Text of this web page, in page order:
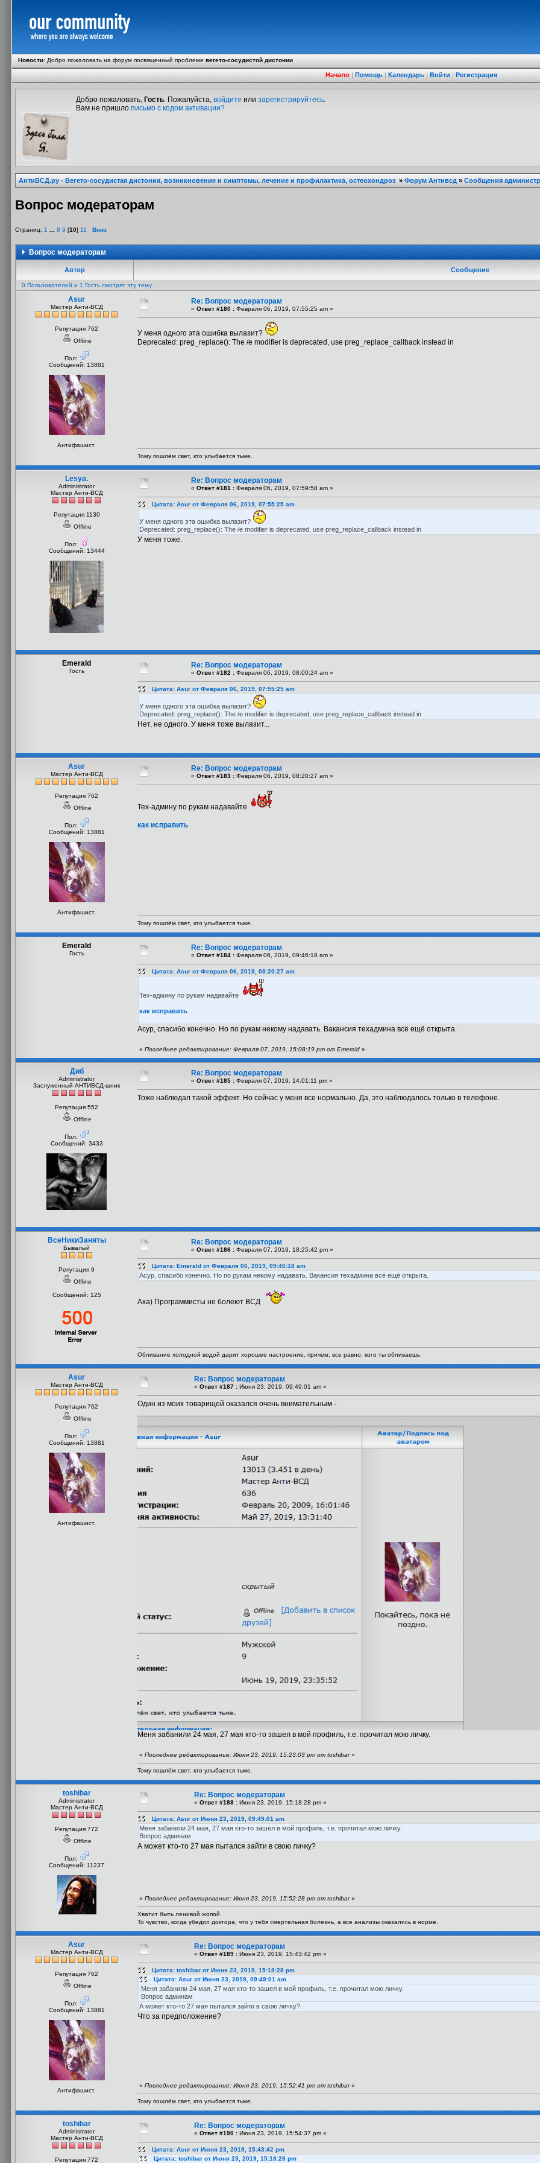
Новости:Добро пожаловать на форум посвященный проблемевегето-сосудистой дистонии
Начало|Помощь|Календарь|Войти|Регистрация
Добро пожаловать, Гость. Пожалуйста, войдите или зарегистрируйтесь.
Вам не пришло письмо с кодом активации?
АнтиВСД.ру - Вегето-сосудистая дистония, возникновение и симптомы, лечение и профилактика, остеохондроз»Форум Антивсд»Сообщения
Вопрос модераторам
Страниц: 1 8 9 [10] 11 Вниз
Вопрос модераторам
Автор Сообщение
0 Пользователей и 1 Гость смотрят эту тему.
Asur
Мастер Анти-ВСД
Репутация 762
Offline
Пол:
Сообщений: 13881
Антифашист.
Re: Вопрос модераторам
« Ответ #180 : Февраля 06, 2019, 07:55:25 am »
У меня одного эта ошибка вылазит?
Deprecated: preg_replace(): The /e modifier is deprecated, use preg_replace_callback instead in
Тому пошлём свет, кто улыбается тьме.
Lesya.
Administrator
Мастер Анти-ВСД
Репутация 1130
Offline
Пол:
Сообщений: 13444
Re: Вопрос модераторам
« Ответ #181 : Февраля 06, 2019, 07:59:58 am »
Цитата: Asur от Февраля 06, 2019, 07:55:25 am
У меня одного эта ошибка вылазит?
Deprecated: preg_replace(): The /e modifier is deprecated, use preg_replace_callback instead in
У меня тоже.
Emerald
Гость
Re: Вопрос модераторам
« Ответ #182 : Февраля 06, 2019, 08:00:24 am »
Цитата: Asur от Февраля 06, 2019, 07:55:25 am
У меня одного эта ошибка вылазит?
Deprecated: preg_replace(): The /e modifier is deprecated, use preg_replace_callback instead in
Нет, не одного. У меня тоже вылазит...
Asur
Мастер Анти-ВСД
Репутация 762
Offline
Пол:
Сообщений: 13881
Антифашист.
Re: Вопрос модераторам
« Ответ #183 : Февраля 06, 2019, 08:20:27 am »
Тех-админу по рукам надавайте
как исправить
Тому пошлём свет, кто улыбается тьме.
Emerald
Гость
Re: Вопрос модераторам
« Ответ #184 : Февраля 06, 2019, 09:46:18 am »
Цитата: Asur от Февраля 06, 2019, 08:20:27 am
Тех-админу по рукам надавайте
как исправить
Асур, спасибо конечно. Но по рукам некому надавать. Вакансия техадмина всё ещё открыта.
« Последнее редактирование: Февраля 07, 2019, 15:08:19 pm от Emerald »
Диб
Administrator
Заслуженный АНТИВСД-шник
Репутация 552
Offline
Пол:
Сообщений: 3433
Re: Вопрос модераторам
« Ответ #185 : Февраля 07, 2019, 14:01:11 pm »
Тоже наблюдал такой эффект. Но сейчас у меня все нормально. Да, это наблюдалось только в телефоне.
ВсеНикиЗаняты
Бывалый
Репутация 9
Offline
Сообщений: 125
Re: Вопрос модераторам
« Ответ #186 : Февраля 07, 2019, 18:25:42 pm »
Цитата: Emerald от Февраля 06, 2019, 09:46:18 am
Асур, спасибо конечно. Но по рукам некому надавать. Вакансия техадмина всё ещё открыта.
Аха) Программисты не болеют ВСД
Обливание холодной водой дарит хорошее настроение, причем, все равно, кого ты обливаешь
Asur
Мастер Анти-ВСД
Репутация 762
Offline
Пол:
Сообщений: 13881
Антифашист.
Re: Вопрос модераторам
« Ответ #187 : Июня 23, 2019, 09:49:01 am »
Один из моих товарищей оказался очень внимательным -
Меня забанили 24 мая, 27 мая кто-то зашел в мой профиль, т.е. прочитал мою личку.
« Последнее редактирование: Июня 23, 2019, 15:23:03 pm от toshibar»
Тому пошлём свет, кто улыбается тьме.
toshibar
Administrator
Мастер Анти-ВСД
Репутация 772
Offline
Пол:
Сообщений: 11237
Re: Вопрос модераторам
« Ответ #188 : Июня 23, 2019, 15:18:28 pm »
Цитата: Asur от Июня 23, 2019, 09:49:01 am
Меня забанили 24 мая, 27 мая кто-то зашел в мой профиль, т.е. прочитал мою личку.
Вопрос админам
А может кто-то 27 мая пытался зайти в свою личку?
« Последнее редактирование: Июня 23, 2019, 15:52:28 pm от toshibar»
Хватит быть ленивой жопой.
То чувство, когда убедил доктора, что у тебя смертельная болезнь, а все анализы оказались в норме.
Asur
Мастер Анти-ВСД
Репутация 762
Offline
Пол:
Сообщений: 13881
Антифашист.
Re: Вопрос модераторам
« Ответ #189 : Июня 23, 2019, 15:43:42 pm »
Цитата: toshibar от Июня 23, 2019, 15:18:28 pm
Цитата: Asur от Июня 23, 2019, 09:49:01 am
Меня забанили 24 мая, 27 мая кто-то зашел в мой профиль, т.е. прочитал мою личку.
Вопрос админам
А может кто-то 27 мая пытался зайти в свою личку?
Что за предположение?
« Последнее редактирование: Июня 23, 2019, 15:52:41 pm от toshibar»
Тому пошлём свет, кто улыбается тьме.
toshibar
Administrator
Мастер Анти-ВСД
Репутация 772
Re: Вопрос модераторам
« Ответ #190 : Июня 23, 2019, 15:54:37 pm »
Цитата: Asur от Июня 23, 2019, 15:43:42 pm
Цитата: toshibar от Июня 23, 2019, 15:18:28 pm